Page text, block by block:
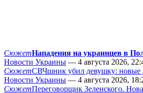
СюжетНападения на украинцев в
Новости Украины — 4 августа 2026,
СюжетСВЧшник убил девушку: новые
Новости Украины — 4 августа 2026,
СюжетПереговорщик Зеленского.